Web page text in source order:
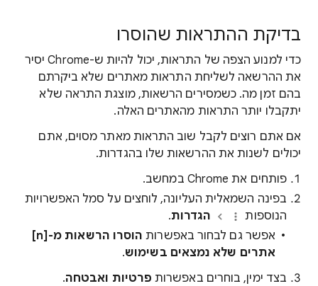
בדיקת ההתראות שהוסרו
כדי למנוע הצפה של התראות, יכול להיות ש-Chrome יסיר
את ההרשאה לשליחת התראות מאתרים שלא ביקרתם
בהם זמן מה. כשמסירים הרשאות, מוצגת התראה שלא
יתקבלו יותר התראות מהאתרים האלה.
אם אתם רוצים לקבל שוב התראות מאתר מסוים, אתם
יכולים לשנות את ההרשאות שלו בהגדרות.
פותחים את Chrome במחשב.
בפינה השמאלית העליונה, לוחצים על סמל האפשרויות
הנוספות
הגדרות.
אפשר גם לבחור באפשרות
הוסרו הרשאות מ-[n]
אתרים שלא נמצאים בשימוש.
בצד ימין, בוחרים באפשרות פרטיות ואבטחה.